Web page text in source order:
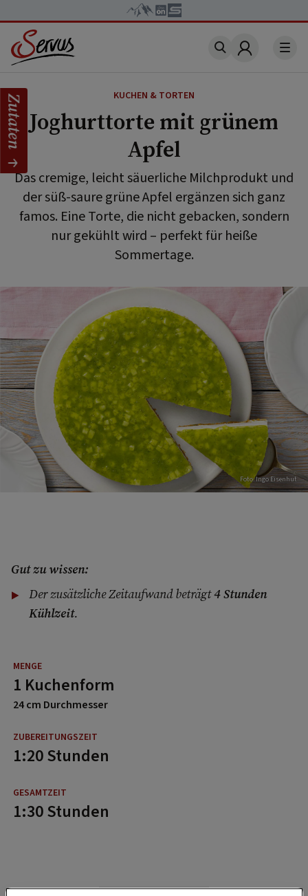
Account
KUCHEN & TORTEN
Joghurttorte mit grünem
Apfel
Das cremige, leicht säuerliche Milchprodukt und
der süß-saure grüne Apfel ergänzen sich ganz
famos. Eine Torte, die nicht gebacken, sondern
nur gekühlt wird – perfekt für heiße
Sommertage.
Foto: Ingo Eisenhut
Gut zu wissen:
Der zusätzliche Zeitaufwand beträgt4 Stunden
Kühlzeit.
1 Kuchenform
24 cm Durchmesser
1:20 Stunden
1:30 Stunden
Zutaten